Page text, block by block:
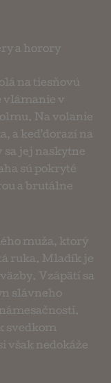
a horory
na tiesňovú
vlámanie v
Na volanie
a keď dorazí na
sa jej naskytne
sú pokryté
a brutálne
muža, ktorý
ruka. Mladík je
Vzápätí sa
slávneho
svedkom
však nedokáže